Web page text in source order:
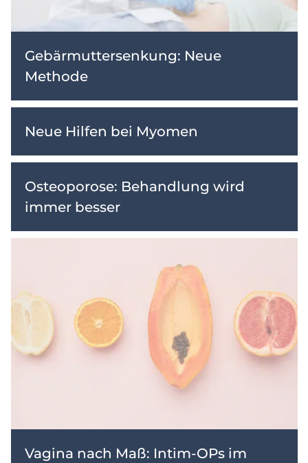
Gebärmuttersenkung: Neue
Methode
Neue Hilfen bei Myomen
Osteoporose: Behandlung wird
immer besser
Vagina nach Maß: Intim-OPs im